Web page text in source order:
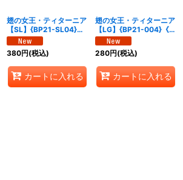
翅の女王・ティターニア
【SL】{BP21-SL04}
《エルフ》
380円(税込)
カートに入れる
翅の女王・ティターニア
【LG】{BP21-004}《エ
ルフ》
280円(税込)
カートに入れる